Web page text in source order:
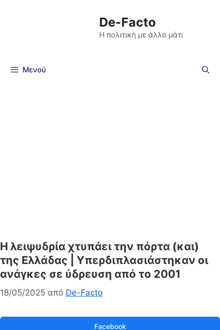
De-Facto
Η πολιτική με άλλο μάτι
Μενού
Η λειψυδρία χτυπάει την πόρτα (και)
της Ελλάδας | Υπερδιπλασιάστηκαν οι
ανάγκες σε ύδρευση από το 2001
18/05/2025 από De-Facto
Facebook